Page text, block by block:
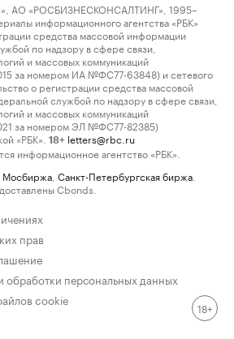
АО «РОСБИЗНЕСКОНСАЛТИНГ», 1995–
информационного агентства «РБК»
средства массовой информации
по надзору в сфере связи,
и массовых коммуникаций
за номером ИА №ФС77-63848) и сетевого
о регистрации средства массовой
службой по надзору в сфере связи,
и массовых коммуникаций
за номером ЭЛ №ФС77-82385)
«РБК».
18+ letters@rbc.ru
информационное агентство «РБК».
Мосбиржа Санкт-Петербургская биржа
Cbonds.
прав
обработки персональных данных
cookie
18+